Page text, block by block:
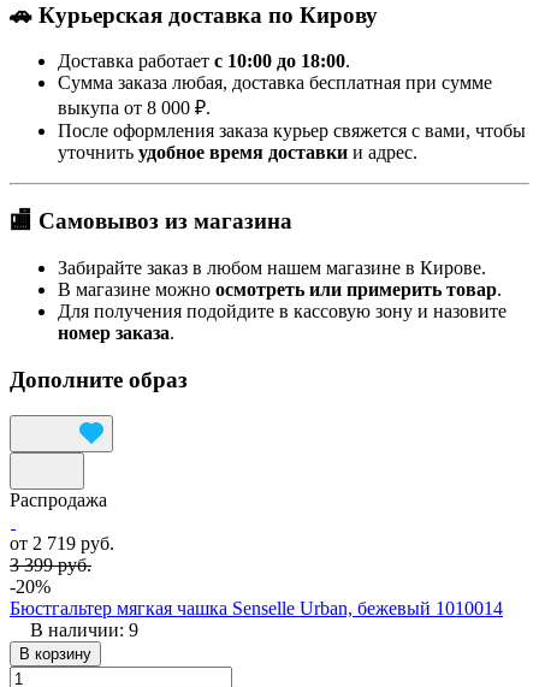
🚗 Курьерская доставка по Кирову
Доставка работает с 10:00 до 18:00.
Сумма заказа любая, доставка бесплатная при сумме
выкупа от 8 000 ₽.
После оформления заказа курьер свяжется с вами, чтобы
уточнить удобное время доставки и адрес.
🏬 Самовывоз из магазина
Забирайте заказ в любом нашем магазине в Кирове.
В магазине можно осмотреть или примерить товар.
Для получения подойдите в кассовую зону и назовите
номер заказа.
Дополните образ
Распродажа
от 2 719 руб.
3 399 руб.
-20%
Бюстгальтер мягкая чашка Senselle Urban, бежевый 1010014
В наличии: 9
В корзину